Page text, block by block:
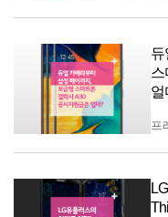
듀
스
얼
프